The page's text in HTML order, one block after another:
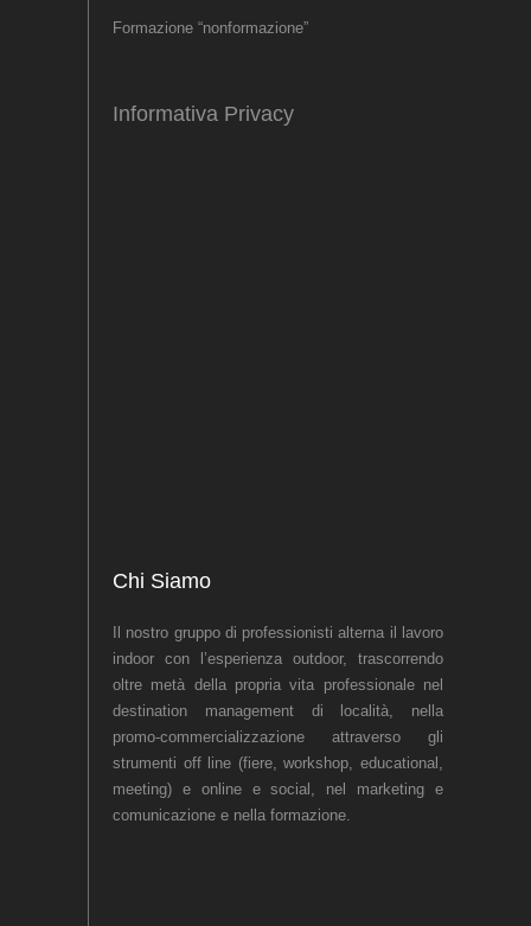
Formazione “nonformazione”
Informativa Privacy
Chi Siamo
Il nostro gruppo di professionisti alterna il lavoro
indoor con l’esperienza outdoor, trascorrendo
oltre metà della propria vita professionale nel
destination management di località, nella
promo-commercializzazione attraverso gli
strumenti off line (fiere, workshop, educational,
meeting) e online e social, nel marketing e
comunicazione e nella formazione.